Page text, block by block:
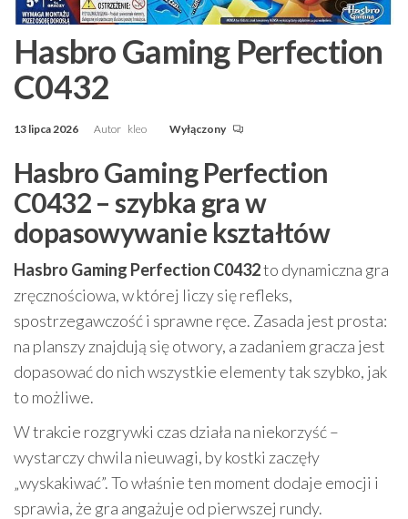
Hasbro Gaming Perfection
C0432
13 lipca 2026 Autor kleo Wyłączony
Hasbro Gaming Perfection
C0432 – szybka gra w
dopasowywanie kształtów
Hasbro Gaming Perfection C0432to dynamiczna gra
zręcznościowa, w której liczy się refleks,
spostrzegawczość i sprawne ręce. Zasada jest prosta:
na planszy znajdują się otwory, a zadaniem gracza jest
dopasować do nich wszystkie elementy tak szybko, jak
to możliwe.
W trakcie rozgrywki czas działa na niekorzyść –
wystarczy chwila nieuwagi, by kostki zaczęły
„wyskakiwać”. To właśnie ten moment dodaje emocji i
sprawia, że gra angażuje od pierwszej rundy.